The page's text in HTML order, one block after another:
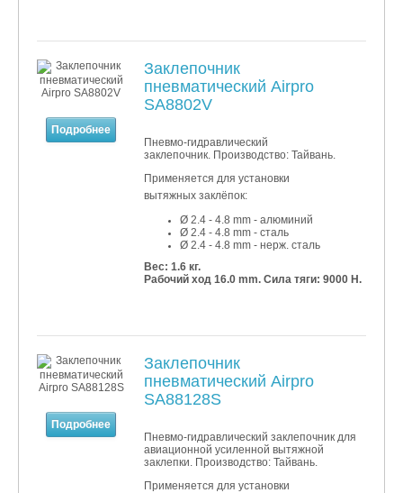
Подробнее
Заклепочник
пневматический Airpro
SA8802V
Пневмо-гидравлический
заклепочник. Производство: Тайвань.
Применяется для установки
вытяжных заклёпок:
Ø 2.4 - 4.8 mm - алюминий
Ø 2.4 - 4.8 mm - сталь
Ø 2.4 - 4.8 mm - нерж. сталь
Вес: 1.6 кг.
Рабочий ход 16.0 mm. Сила тяги: 9000 Н.
Подробнее
Заклепочник
пневматический Airpro
SA88128S
Пневмо-гидравлический заклепочник для
авиационной усиленной вытяжной
заклепки. Производство: Тайвань.
Применяется для установки